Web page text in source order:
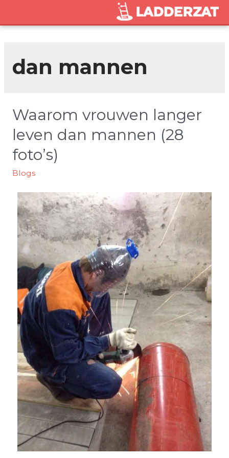
dan mannen
Waarom vrouwen langer
leven dan mannen (28
foto’s)
Blogs